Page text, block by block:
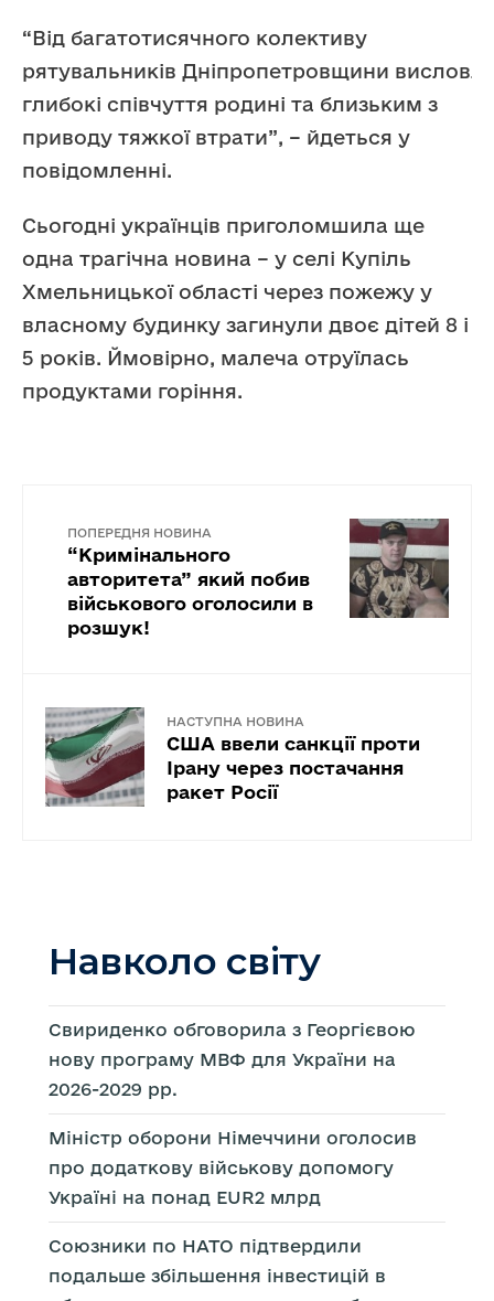
“Від багатотисячного колективу
рятувальників Дніпропетровщини
глибокі співчуття родині та близьким з
приводу тяжкої втрати”, – йдеться у
повідомленні.
Сьогодні українців приголомшила ще
одна трагічна новина – у селі Купіль
Хмельницької області через пожежу у
власному будинку загинули двоє дітей 8 і
5 років. Ймовірно, малеча отруїлась
продуктами горіння.
ПОПЕРЕДНЯ НОВИНА
“Кримінального
авторитета” який побив
військового оголосили в
розшук!
НАСТУПНА НОВИНА
США ввели санкції проти
Ірану через постачання
ракет Росії
Навколо світу
Свириденко обговорила з Георгієвою
нову програму МВФ для України на
2026-2029 рр.
Міністр оборони Німеччини оголосив
про додаткову військову допомогу
Україні на понад EUR2 млрд
Союзники по НАТО підтвердили
подальше збільшення інвестицій в